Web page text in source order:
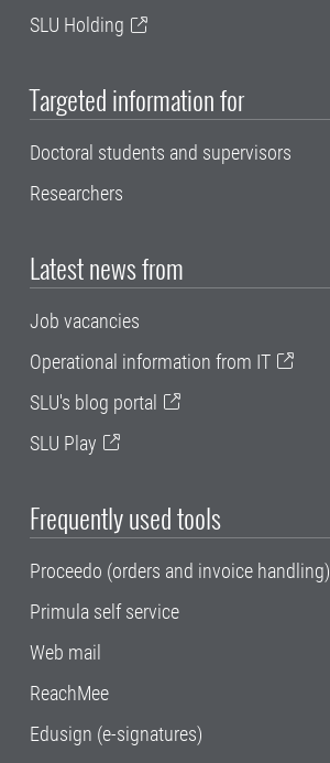
SLU Holding
Targeted information for
Doctoral students and supervisors
Researchers
Latest news from
Job vacancies
Operational information from IT
SLU's blog portal
SLU Play
Frequently used tools
Proceedo (orders and invoice handling)
Primula self service
Web mail
ReachMee
Edusign (e-signatures)